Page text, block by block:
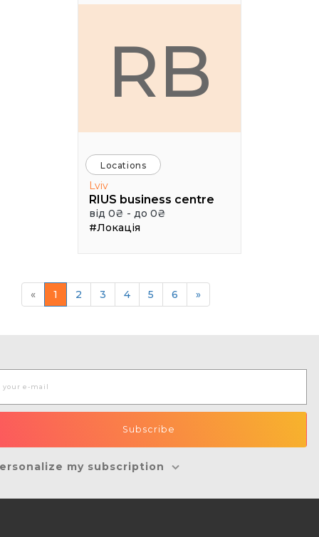
RB
Locations
Lviv
RIUS business centre
від 0₴ - до 0₴
#Локація
« 1 2 3 4 5 6 »
my subscription